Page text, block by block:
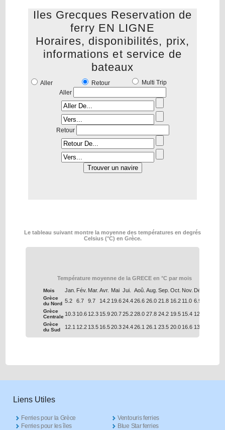
Iles Grecques Reservation de
ferry EN LIGNE
Horaires, disponibilités, prix,
informations et service de
bateaux
Aller Retour
Multi Trip
Aller
Retour
Le tableau suivant montre la moyenne des températures en degrés
Celsius (°C) en Grèce.
Température moyenne de la GRECE en °C par mois
Mois Jan. Fév. Mar. Avr. Mai Jui. Aoû. Aug. Sep. Oct. Nov. Déc.
Grèce
du Nord 5.2 6.7 9.7 14.2 19.624.426.6 26.0 21.8 16.2 11.0 6.9
Grèce
Centrale 10.3 10.6 12.3 15.920.725.228.0 27.8 24.2 19.5 15.4 12.0
Grèce
du Sud
12.1 12.2 13.5 16.520.324.426.1 26.1 23.5 20.0 16.6 13.7
Liens Utiles
Ferries pour la Grèce
Ferries pour les îles
Ventouris ferries
Blue Star ferries